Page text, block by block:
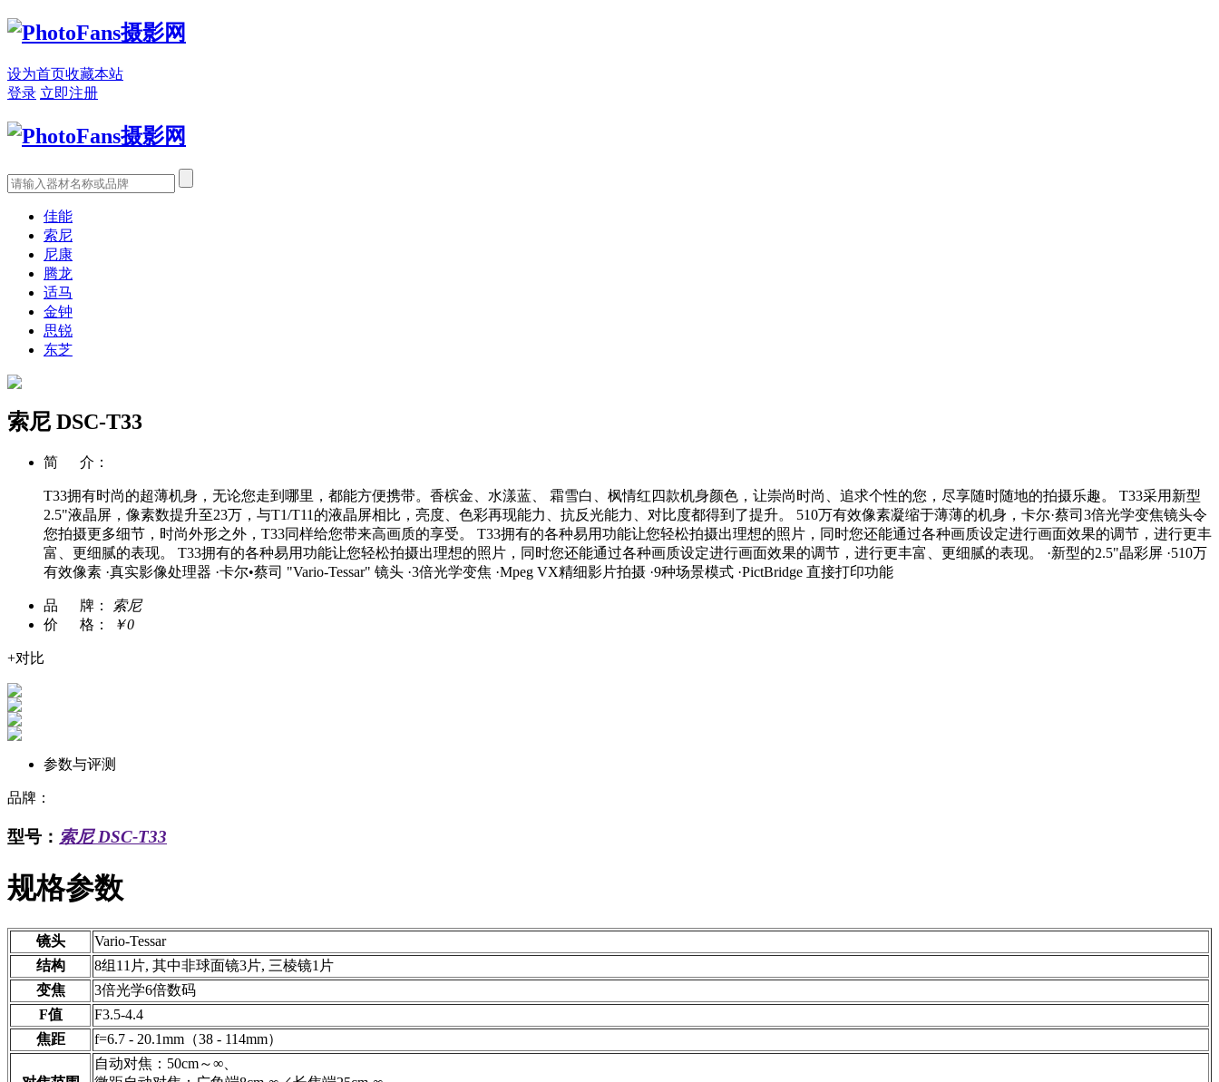
设为首页收藏本站
登录 立即注册
佳能
索尼
尼康
腾龙
适马
金钟
思锐
东芝
索尼 DSC-T33
简 介：
T33拥有时尚的超薄机身，无论您走到哪里，都能方便携带。香槟金、水漾蓝、 霜雪白、枫情红四款机身颜色，让崇尚时尚、追求个性的您，尽享随时随地的拍摄乐趣。 T33采用新型
2.5"液晶屏，像素数提升至23万，与T1/T11的液晶屏相比，亮度、色彩再现能力、抗反光能力、对比度都得到了提升。 510万有效像素凝缩于薄薄的机身，卡尔·蔡司3倍光学变焦镜头令
您拍摄更多细节，时尚外形之外，T33同样给您带来高画质的享受。 T33拥有的各种易用功能让您轻松拍摄出理想的照片，同时您还能通过各种画质设定进行画面效果的调节，进行更丰
富、更细腻的表现。 T33拥有的各种易用功能让您轻松拍摄出理想的照片，同时您还能通过各种画质设定进行画面效果的调节，进行更丰富、更细腻的表现。 ·新型的2.5"晶彩屏 ·510万
有效像素 ·真实影像处理器 ·卡尔•蔡司 "Vario-Tessar" 镜头 ·3倍光学变焦 ·Mpeg VX精细影片拍摄 ·9种场景模式 ·PictBridge 直接打印功能
品 牌：
索尼
价 格：
￥0
+对比
参数与评测
品牌：
型号： 索尼 DSC-T33
规格参数
镜头
Vario-Tessar
结构
8组11片, 其中非球面镜3片, 三棱镜1片
变焦
3倍光学6倍数码
F值
F3.5-4.4
焦距
f=6.7 - 20.1mm（38 - 114mm）
自动对焦：50cm～∞、